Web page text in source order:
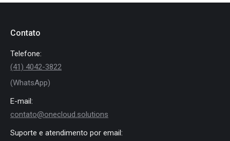
Contato
Telefone:
(41) 4042-3822
(WhatsApp)
E-mail:
contato@onecloud.solutions
Suporte e atendimento por email: